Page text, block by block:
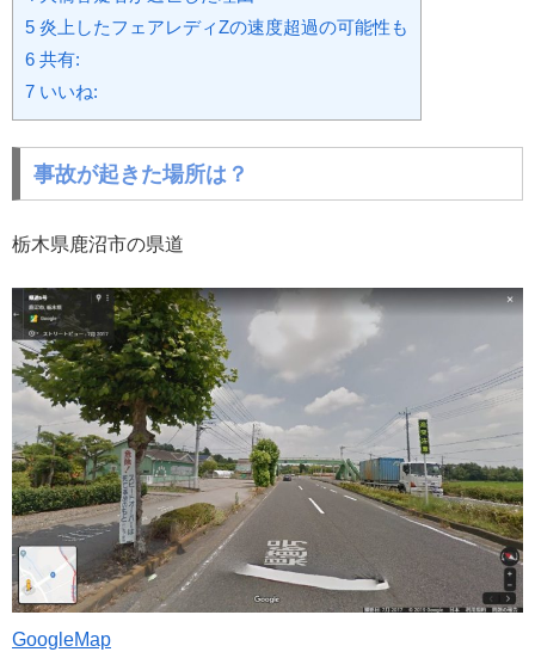
5 炎上したフェアレディZの速度超過の可能性も
6 共有:
7 いいね:
事故が起きた場所は？
栃木県鹿沼市の県道
GoogleMap